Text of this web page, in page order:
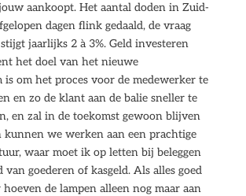
aankoopt. Het aantal doden in Zuid-
dagen flink gedaald, de vraag
jaarlijks 2 à 3%. Geld investeren
het doel van het nieuwe
is om het proces voor de medewerker te
en zo de klant aan de balie sneller te
en zal in de toekomst gewoon blijven
kunnen we werken aan een prachtige
waar moet ik op letten bij beleggen
van goederen of kasgeld. Als alles goed
hoeven de lampen alleen nog maar aan